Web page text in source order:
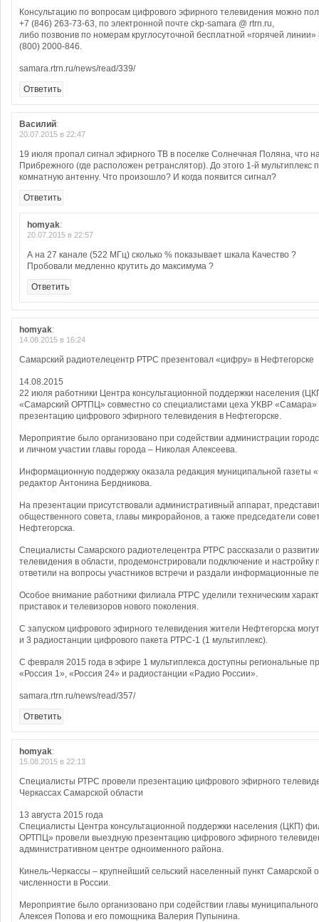
Консультацию по вопросам цифрового эфирного телевидения можно
+7 (846) 263-73-63, по электронной почте ckp-samara @ rtrn.ru,
либо позвонив по номерам круглосуточной бесплатной «горячей
(800) 2000-846.
samara.rtrn.ru/news/read/339/
Ответить
Василий:
20.07.2015 в 22:47
19 июля пропал сигнал эфирного ТВ в поселке Солнечная Поляна, что
Прибрежного (где расположен ретранслятор). До этого 1-й мультиплекс
комнатную антенну. Что произошло? И когда появится сигнал?
Ответить
homyak:
20.07.2015 в 22:57
А на 27 канале (522 МГц) сколько % показывает шкала Качество ?
Пробовали медленно крутить до максимума ?
Ответить
homyak:
14.08.2015 в 16:24
Самарский радиотелецентр РТРС презентовал «цифру» в Нефтегорске
14.08.2015
22 июля работники Центра консультационной поддержки населения
«Самарский ОРТПЦ» совместно со специалистами цеха УКВР
презентацию цифрового эфирного телевидения в Нефтегорске.
Мероприятие было организовано при содействии администрации
и личном участии главы города – Николая Алексеева.
Информационную поддержку оказала редакция муниципальной газеты
редактор Антонина Бердникова.
На презентации присутствовали административный аппарат,
общественного совета, главы микрорайонов, а также председатели
Нефтегорска.
Специалисты Самарского радиотелецентра РТРС рассказали о
телевидения в области, продемонстрировали подключение и настройку
ответили на вопросы участников встречи и раздали информационные
Особое внимание работники филиала РТРС уделили техническим
приставок и телевизоров нового поколения.
С запуском цифрового эфирного телевидения жители Нефтегорска
и 3 радиостанции цифрового пакета РТРС-1 (1 мультиплекс).
С февраля 2015 года в эфире 1 мультиплекса доступны региональные
«Россия 1», «Россия 24» и радиостанции «Радио России».
samara.rtrn.ru/news/read/357/
Ответить
homyak:
15.08.2015 в 22:13
Специалисты РТРС провели презентацию цифрового эфирного
Черкассах Самарской области
13 августа 2015 года
Cпециалисты Центра консультационной поддержки населения (ЦКП)
ОРТПЦ» провели выездную презентацию цифрового эфирного
административном центре одноименного района.
Кинель-Черкассы – крупнейший сельский населенный пункт Самарской
численности в России.
Мероприятие было организовано при содействии главы
Алексея Попова и его помощника Валерия Пупынина.